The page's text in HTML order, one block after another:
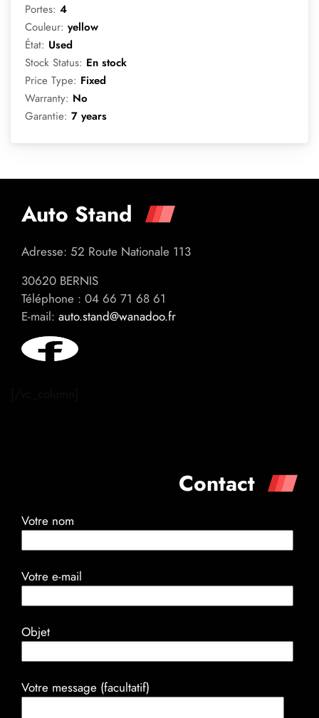
Portes: 4
Couleur: yellow
État: Used
Stock Status: En stock
Price Type: Fixed
Warranty: No
Garantie: 7 years
Auto Stand
Adresse: 52 Route Nationale 113
30620 BERNIS
Téléphone : 04 66 71 68 61
E-mail: auto.stand@wanadoo.fr
Contact
Votre nom
Votre e-mail
Objet
Votre message (facultatif)